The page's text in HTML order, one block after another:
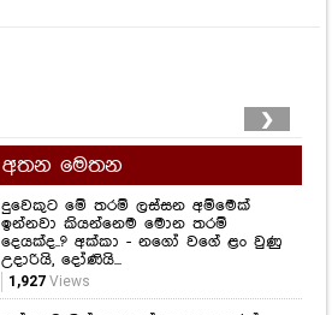
❯
අතන මෙතන